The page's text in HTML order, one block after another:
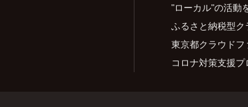
"ローカル"の活動
ふるさと納税型
東京都クラウド
コロナ対策支援